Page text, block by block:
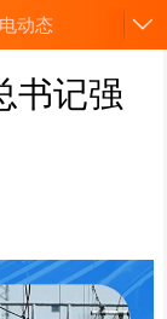
动态
书记强